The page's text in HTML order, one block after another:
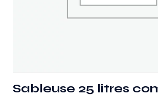
Sableuse 25 litres